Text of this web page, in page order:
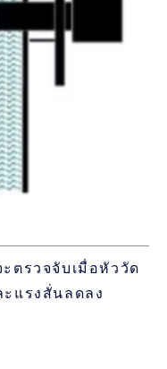
ตรวจจับเมื่อหัววัด
แรงสั่นลดลง